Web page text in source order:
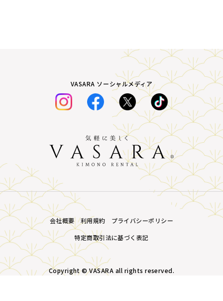
VASARA ソーシャルメディア
会社概要 利用規約
プライバシーポリシー
特定商取引法に基づく表記
Copyright © VASARA all rights reserved.